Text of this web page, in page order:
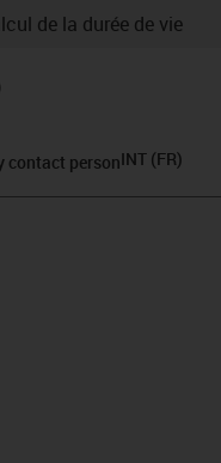
de la durée de vie
contact personINT (FR)